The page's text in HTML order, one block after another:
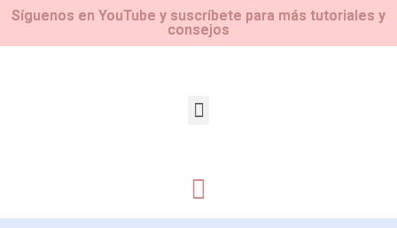
Síguenos en YouTube y suscríbete para más tutoriales y
consejos